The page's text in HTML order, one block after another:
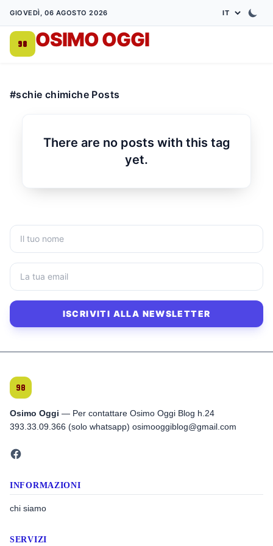
GIOVEDÌ, 06 AGOSTO 2026
OSIMO OGGI
#schie chimiche Posts
There are no posts with this tag
yet.
ISCRIVITI ALLA NEWSLETTER
Osimo Oggi — Per contattare Osimo Oggi Blog h.24
393.33.09.366 (solo whatsapp) osimooggiblog@gmail.com
INFORMAZIONI
chi siamo
SERVIZI